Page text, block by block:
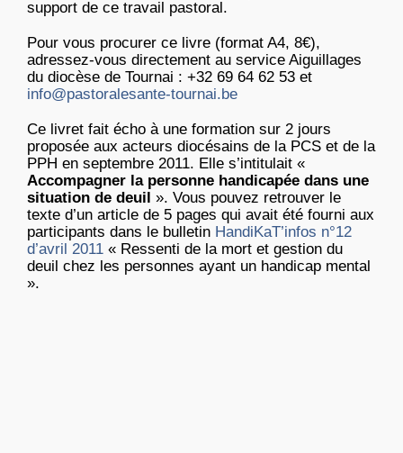
support de ce travail pastoral.
Pour vous procurer ce livre (format A4, 8€),
adressez-vous directement au service Aiguillages
du diocèse de Tournai : +32 69 64 62 53 et
info@pastoralesante-tournai.be
Ce livret fait écho à une formation sur 2 jours
proposée aux acteurs diocésains de la PCS et de la
PPH en septembre 2011. Elle s’intitulait «
Accompagner la personne handicapée dans une
situation de deuil ». Vous pouvez retrouver le
texte d’un article de 5 pages qui avait été fourni aux
participants dans le bulletin HandiKaT’infos n°12
d’avril 2011 « Ressenti de la mort et gestion du
deuil chez les personnes ayant un handicap mental
».